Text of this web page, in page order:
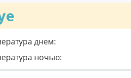
днем:
ночью: